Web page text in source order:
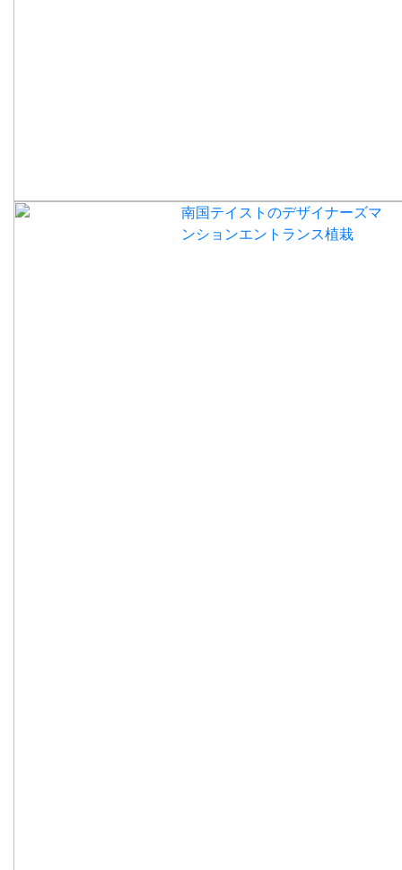
南国テイストのデザイナーズマ
ンションエントランス植栽